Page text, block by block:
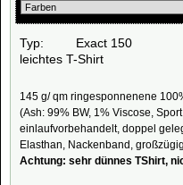
Typ: Exact 150
leichtes T-Shirt
145 g/ qm ringesponnenene
(Ash: 99% BW, 1% Viscose,
einlaufvorbehandelt, doppel
Elasthan, Nackenband,
Achtung: sehr dünnes TShirt,